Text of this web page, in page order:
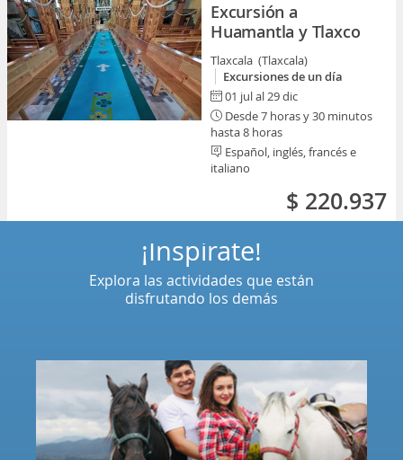
Excursión a
Huamantla y Tlaxco
Tlaxcala (Tlaxcala)
Excursiones de un día
01 jul al 29 dic
Desde 7 horas y 30 minutos
hasta 8 horas
Español, inglés, francés e
italiano
$ 220.937
¡Inspírate!
Explora las actividades que están
disfrutando los demás